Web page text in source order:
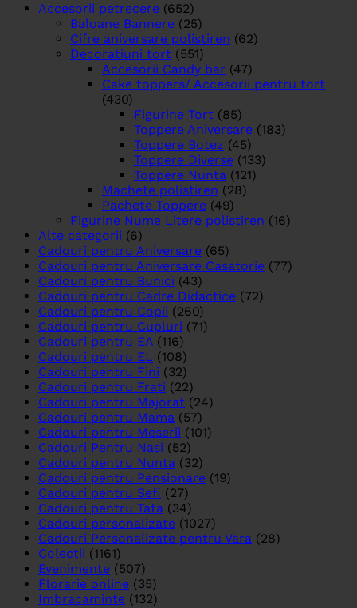
Accesorii petrecere (652)
Baloane Bannere (25)
Cifre aniversare polistiren (62)
Decoratiuni tort (551)
Accesorii Candy bar (47)
Cake toppers/ Accesorii pentru tort
(430)
Figurine Tort (85)
Toppere Aniversare (183)
Toppere Botez (45)
Toppere Diverse (133)
Toppere Nunta (121)
Machete polistiren (28)
Pachete Toppere (49)
Figurine Nume Litere polistiren (16)
Alte categorii (6)
Cadouri pentru Aniversare (65)
Cadouri pentru Aniversare Casatorie (77)
Cadouri pentru Bunici (43)
Cadouri pentru Cadre Didactice (72)
Cadouri pentru Copii (260)
Cadouri pentru Cupluri (71)
Cadouri pentru EA (116)
Cadouri pentru EL (108)
Cadouri pentru Fini (32)
Cadouri pentru Frati (22)
Cadouri pentru Majorat (24)
Cadouri pentru Mama (57)
Cadouri pentru Meserii (101)
Cadouri Pentru Nasi (52)
Cadouri pentru Nunta (32)
Cadouri pentru Pensionare (19)
Cadouri pentru Sefi (27)
Cadouri pentru Tata (34)
Cadouri personalizate (1027)
Cadouri Personalizate pentru Vara (28)
Colectii (1161)
Evenimente (507)
Florarie online (35)
Imbracaminte (132)